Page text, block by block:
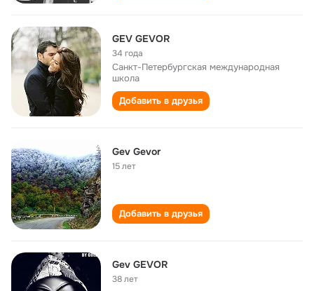
GEV GEVOR
34 года
Санкт-Петербургская международная
школа
Добавить в друзья
Gev Gevor
15 лет
Добавить в друзья
Gev GEVOR
38 лет